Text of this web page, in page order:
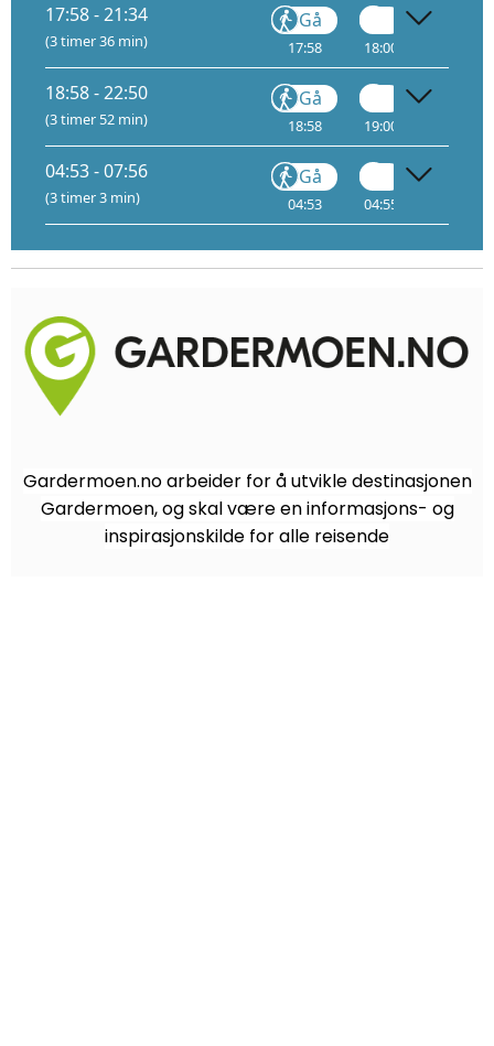
17:58 - 21:34
(3 timer 36 min)
Gå
17:58 18:00
18:58 - 22:50
(3 timer 52 min)
Gå
18:58 19:00
04:53 - 07:56
(3 timer 3 min)
Gå
04:53 04:55
Gardermoen.no arbeider for å utvikle destinasjonen
Gardermoen, og skal være en informasjons- og
inspirasjonskilde for alle reisende